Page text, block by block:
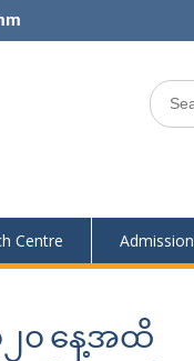
Search
for:
Centre Admission
၂၀ နေ့အထိ